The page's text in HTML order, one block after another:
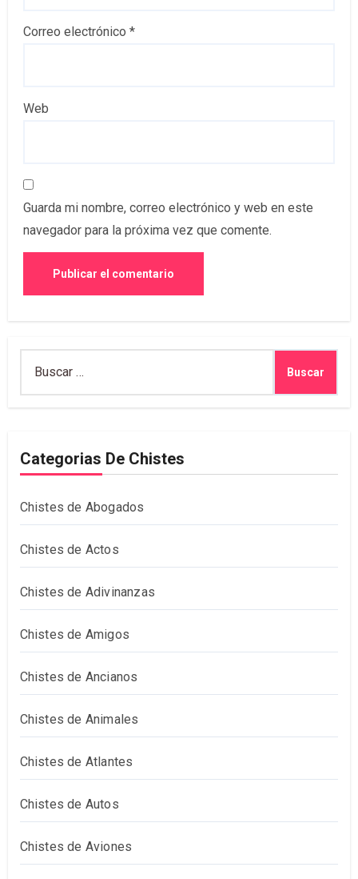
Correo electrónico *
Web
Guarda mi nombre, correo electrónico y web en este
navegador para la próxima vez que comente.
Categorias De Chistes
Chistes de Abogados
Chistes de Actos
Chistes de Adivinanzas
Chistes de Amigos
Chistes de Ancianos
Chistes de Animales
Chistes de Atlantes
Chistes de Autos
Chistes de Aviones